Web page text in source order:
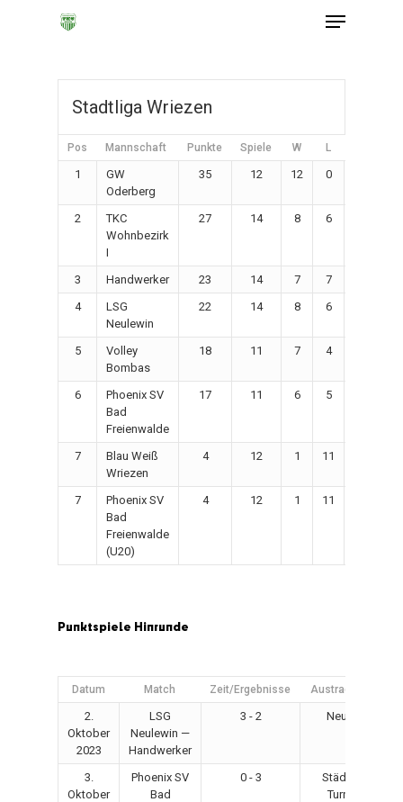
Stadtliga Wriezen
Pos Mannschaft Punkte Spiele W L
1
GW
Oderberg
35 12 12 0
2
TKC
Wohnbezirk
I
27 14 8 6
3 Handwerker 23 14 7 7
4
LSG
Neulewin
22 14 8 6
5
Volley
Bombas
18 11 7 4
6
Phoenix SV
Bad
Freienwalde
17 11 6 5
7
Blau Weiß
Wriezen
4 12 1 11
7
Phoenix SV
Bad
Freienwalde
(U20)
4 12 1 11
Punktspiele Hinrunde
Datum Match Zeit/Ergebnisse Austragungsort
2.
Oktober
2023
LSG
Neulewin —
Handwerker
3 - 2 Neulewin
3.
Oktober
Phoenix SV
Bad
0 - 3
Städtische
Turnhalle